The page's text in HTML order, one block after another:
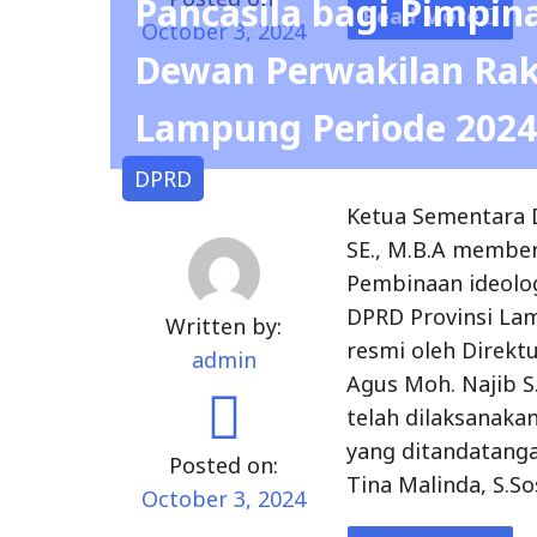
Mengikuti
Kegiatan
Kampanye
Pilkada
admin
Posted on:
October 3, 2024
SE., M.B.A
Pembinaan
DPRD Provinsi
resmi oleh
Agus Moh. Najib
telah
yang
Tina Malinda,
Read More
"Bimbingan
Teknis
Pembinaan
Ideologi
Pancasila
bagi
DPRD
Wakil DPRD Provinsi
Hari Kesaktian